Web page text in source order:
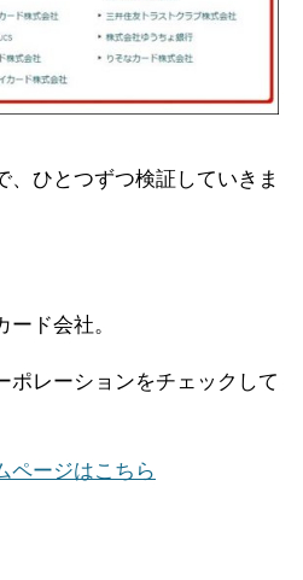
、ひとつずつ検証していきま
ド会社。
ポレーションをチェックして
ページはこちら